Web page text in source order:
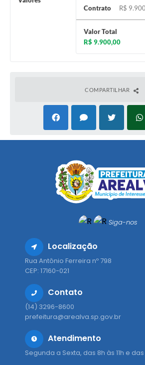
Contrato
R$
Valor Total
R$ 9.900,00
COMPARTILHAR
Siga-nos
Localização
Rua Antônio Ferreira nº 798
CEP: 17160-021
Contato
(14) 3296-8600
prefeitura@arealva.sp.gov.br
Atendimento
Segunda a Sexta, das 8h às 11h e das